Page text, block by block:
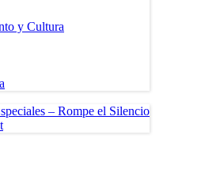
y Cultura
– Rompe el Silencio